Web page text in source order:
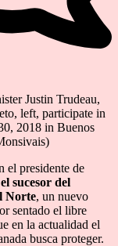
Justin Trudeau,
left, participate in
2018 in Buenos
el presidente de
sucesor del
Norte, un nuevo
sentado el libre
en la actualidad el
busca proteger.